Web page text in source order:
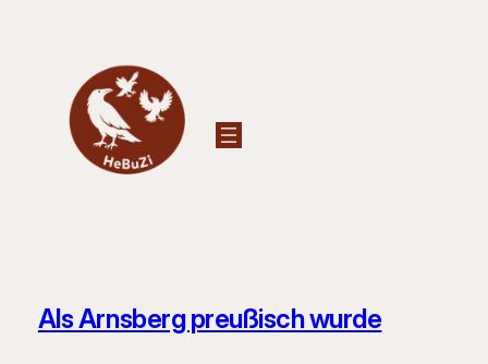
Als Arnsberg preußisch wurde